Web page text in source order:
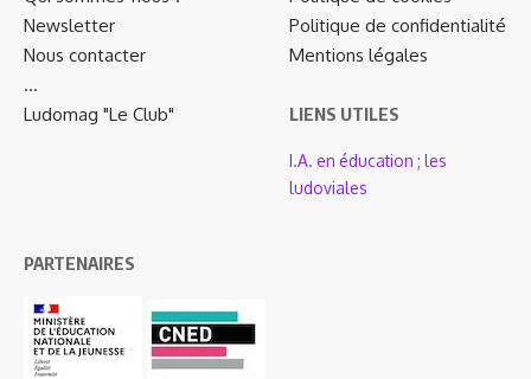
Newsletter
Nous contacter
…
Ludomag "Le Club"
Politique de confidentialité
Mentions légales
LIENS UTILES
I.A. en éducation ; les
ludoviales
PARTENAIRES